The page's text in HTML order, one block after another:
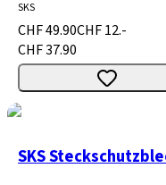
SKS
CHF 49.90CHF 12.-
CHF 37.90